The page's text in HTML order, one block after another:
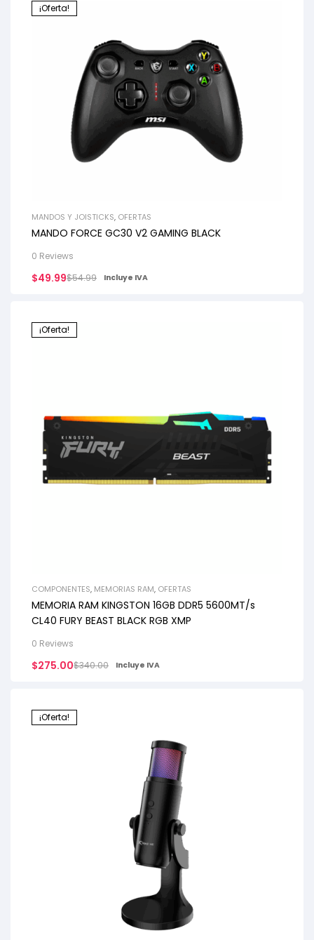
¡Oferta!
MANDOS Y JOISTICKS, OFERTAS
MANDO FORCE GC30 V2 GAMING BLACK
0 Reviews
$54.99
$49.99 Incluye IVA
¡Oferta!
COMPONENTES, MEMORIAS RAM, OFERTAS
MEMORIA RAM KINGSTON 16GB DDR5 5600MT/s
CL40 FURY BEAST BLACK RGB XMP
0 Reviews
$340.00
$275.00 Incluye IVA
¡Oferta!